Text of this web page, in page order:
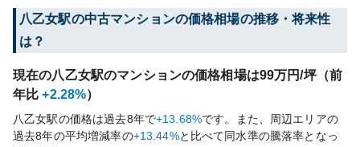
八乙女駅の中古マンションの価格相場の推移・将来性
は？
現在の八乙女駅のマンションの価格相場は99万円/坪（前
年比 +2.28%）
八乙女駅の価格は過去8年で+13.68%です。
また、周辺エリアの
過去8年の平均増減率の+13.44%と比べて同水準の騰落率となっ